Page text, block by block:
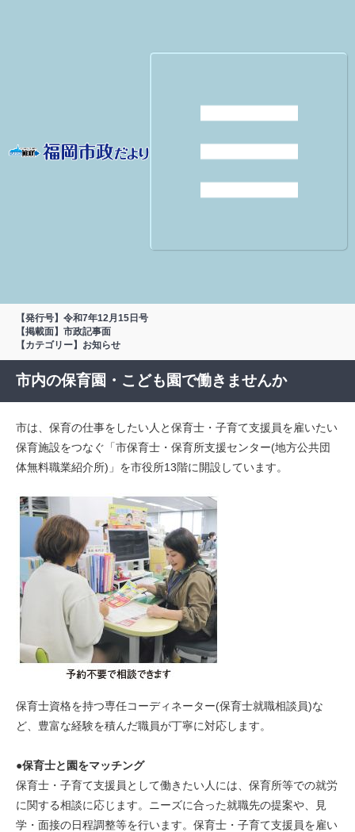
【発行号】令和7年12月15日号
【掲載面】市政記事面
【カテゴリー】お知らせ
市内の保育園・こども園で働きませんか
市は、保育の仕事をしたい人と保育士・子育て支援員を雇いたい
保育施設をつなぐ「市保育士・保育所支援センター(地方公共団
体無料職業紹介所)」を市役所13階に開設しています。
保育士資格を持つ専任コーディネーター(保育士就職相談員)な
ど、豊富な経験を積んだ職員が丁寧に対応します。
●保育士と園をマッチング
保育士・子育て支援員として働きたい人には、保育所等での就労
に関する相談に応じます。ニーズに合った就職先の提案や、見
学・面接の日程調整等を行います。保育士・子育て支援員を雇い